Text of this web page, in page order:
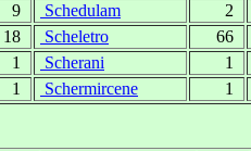
9 Schedulam
2
18 Scheletro
66
1 Scherani
1
1 Schermircene 1